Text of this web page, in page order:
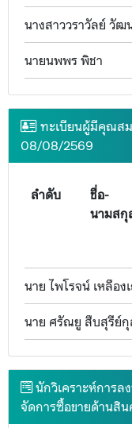
นางสาววราวัลย์ วั
นายนพพร พิชา
ทะเบียนผู้มีคุณส
08/08/2569
ลำดับ
ชื่อ-
นามสกุ
นาย ไพโรจน์ เหลือ
นาย ศรัณยู สืบสุรีย์
นักวิเคราะห์การ
จัดการซื้อขายด้านสิ